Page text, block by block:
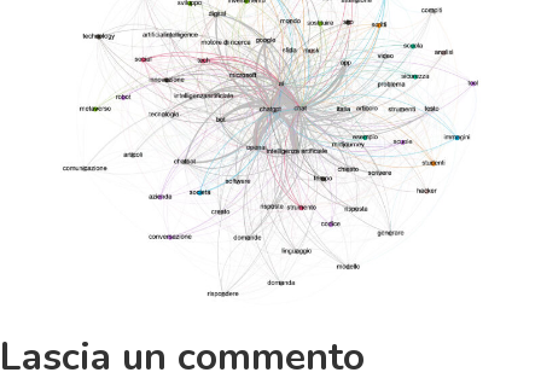
Lascia un commento